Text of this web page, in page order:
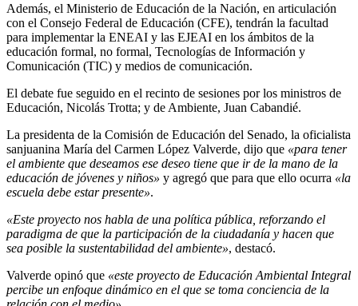
Además, el Ministerio de Educación de la Nación, en articulación
con el Consejo Federal de Educación (CFE), tendrán la facultad
para implementar la ENEAI y las EJEAI en los ámbitos de la
educación formal, no formal, Tecnologías de Información y
Comunicación (TIC) y medios de comunicación.
El debate fue seguido en el recinto de sesiones por los ministros de
Educación, Nicolás Trotta; y de Ambiente, Juan Cabandié.
La presidenta de la Comisión de Educación del Senado, la oficialista
sanjuanina María del Carmen López Valverde, dijo que «para tener
el ambiente que deseamos ese deseo tiene que ir de la mano de la
educación de jóvenes y niños» y agregó que para que ello ocurra «la
escuela debe estar presente».
«Este proyecto nos habla de una política pública, reforzando el
paradigma de que la participación de la ciudadanía y hacen que
sea posible la sustentabilidad del ambiente», destacó.
Valverde opinó que «este proyecto de Educación Ambiental Integral
percibe un enfoque dinámico en el que se toma conciencia de la